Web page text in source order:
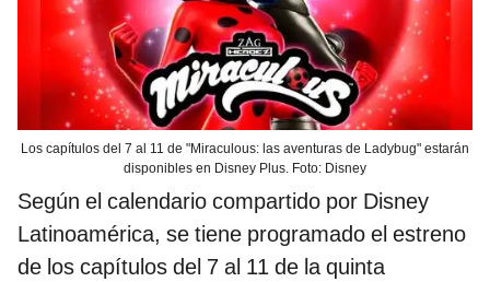
Los capítulos del 7 al 11 de "Miraculous: las aventuras de Ladybug" estarán
disponibles en Disney Plus. Foto: Disney
Según el calendario compartido por Disney
Latinoamérica, se tiene programado el estreno
de los capítulos del 7 al 11 de la quinta